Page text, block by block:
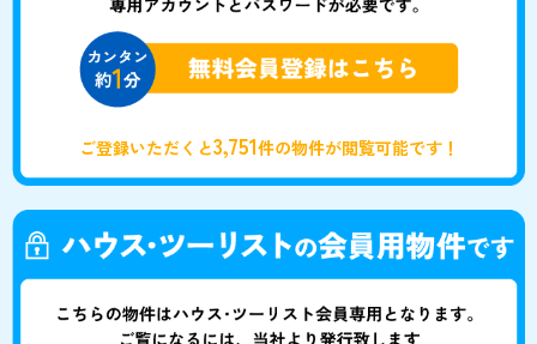
ご登録いただくと3,751件の物件が閲覧可能です！